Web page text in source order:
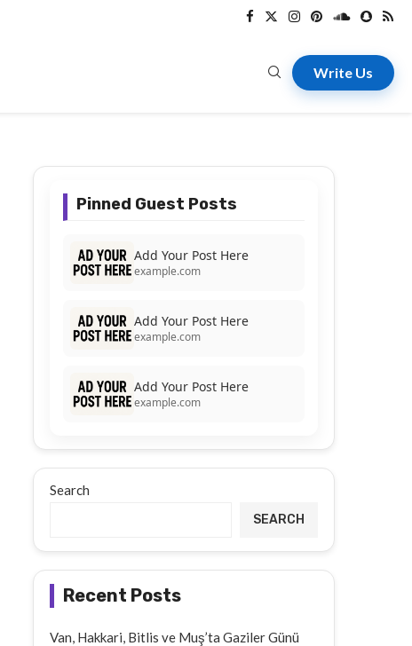
Write Us
Pinned Guest Posts
Add Your Post Here
example.com
Add Your Post Here
example.com
Add Your Post Here
example.com
Search
SEARCH
Recent Posts
Van, Hakkari, Bitlis ve Muş’ta Gaziler Günü